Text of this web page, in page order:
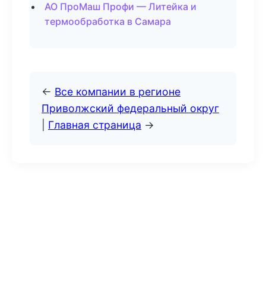
АО ПроМаш Профи — Литейка и
термообработка в Самара
← Все компании в регионе
Приволжский федеральный округ
Главная страница →